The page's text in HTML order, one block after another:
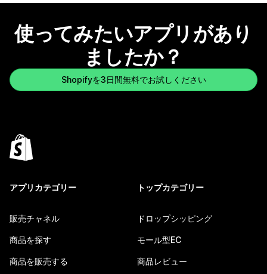
使ってみたいアプリがあり
ましたか？
Shopifyを3日間無料でお試しください
アプリカテゴリー
販売チャネル
商品を探す
商品を販売する
トップカテゴリー
ドロップシッピング
モール型EC
商品レビュー